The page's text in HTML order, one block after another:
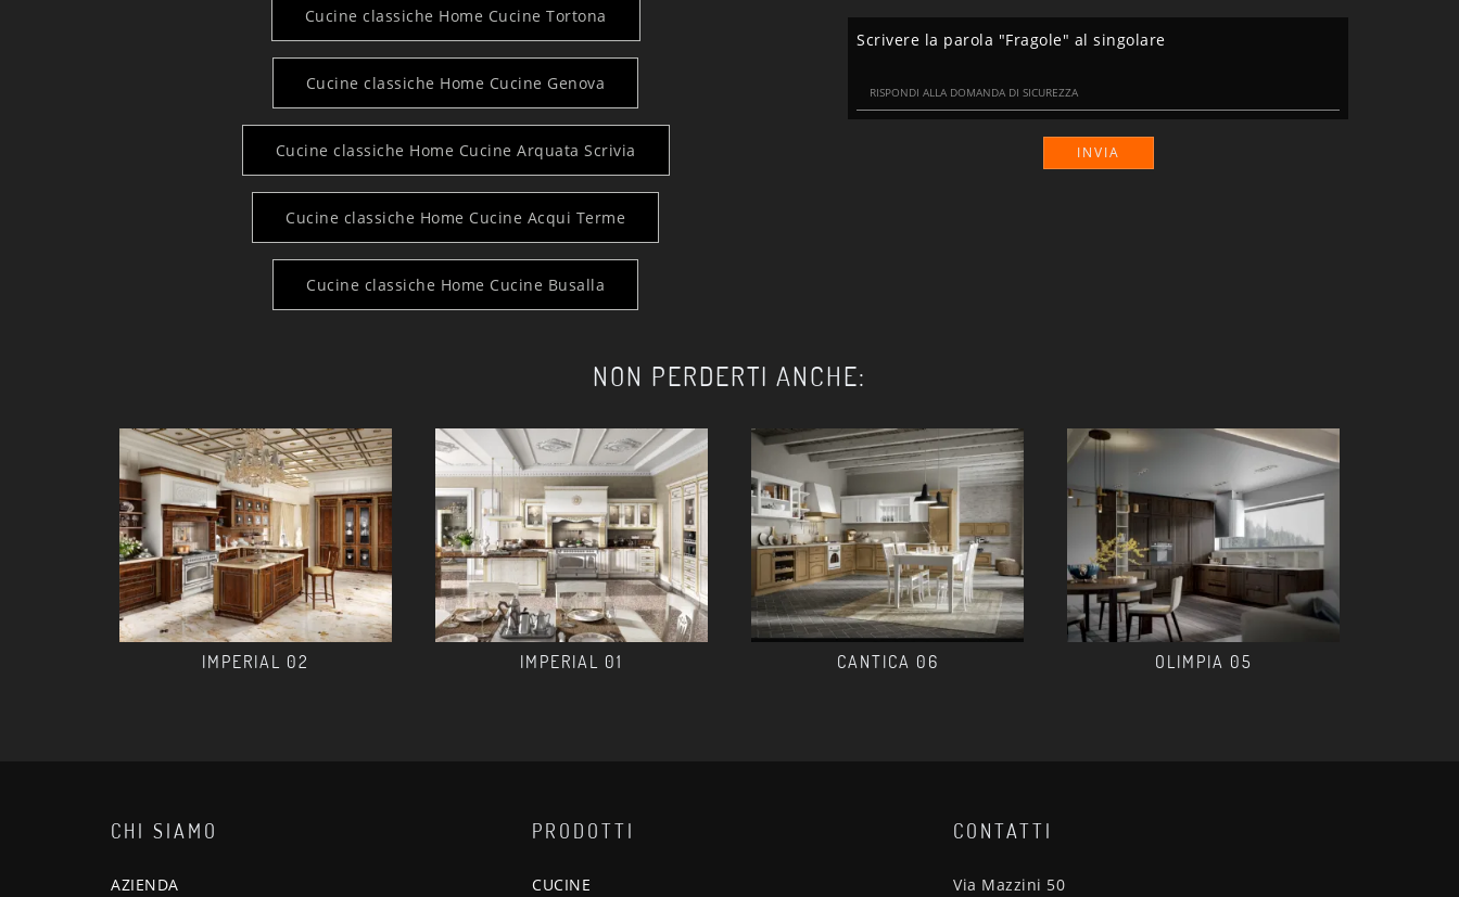
Cucine classiche Home Cucine Tortona
Cucine classiche Home Cucine Genova
Cucine classiche Home Cucine Arquata Scrivia
Cucine classiche Home Cucine Acqui Terme
Cucine classiche Home Cucine Busalla
Scrivere la parola "Fragole" al singolare
INVIA
NON PERDERTI ANCHE:
IMPERIAL 02 IMPERIAL 01 CANTICA 06 OLIMPIA 05
CHI SIAMO
AZIENDA
PRODOTTI
CUCINE
CONTATTI
Via Mazzini 50